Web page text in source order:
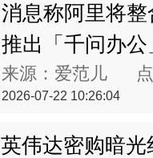
消息称阿里将
推出「千问办公
来源：爱范儿
2026-07-22 10:26:04
英伟达密购暗